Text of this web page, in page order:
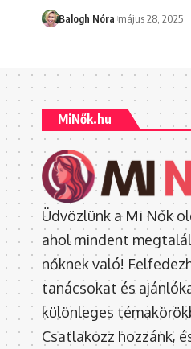
Balogh Nóra május 28, 2025
MiNők.hu
Üdvözlünk a Mi Nők
ahol mindent
nőknek való!
tanácsokat és
különleges
Csatlakozz hozzánk,